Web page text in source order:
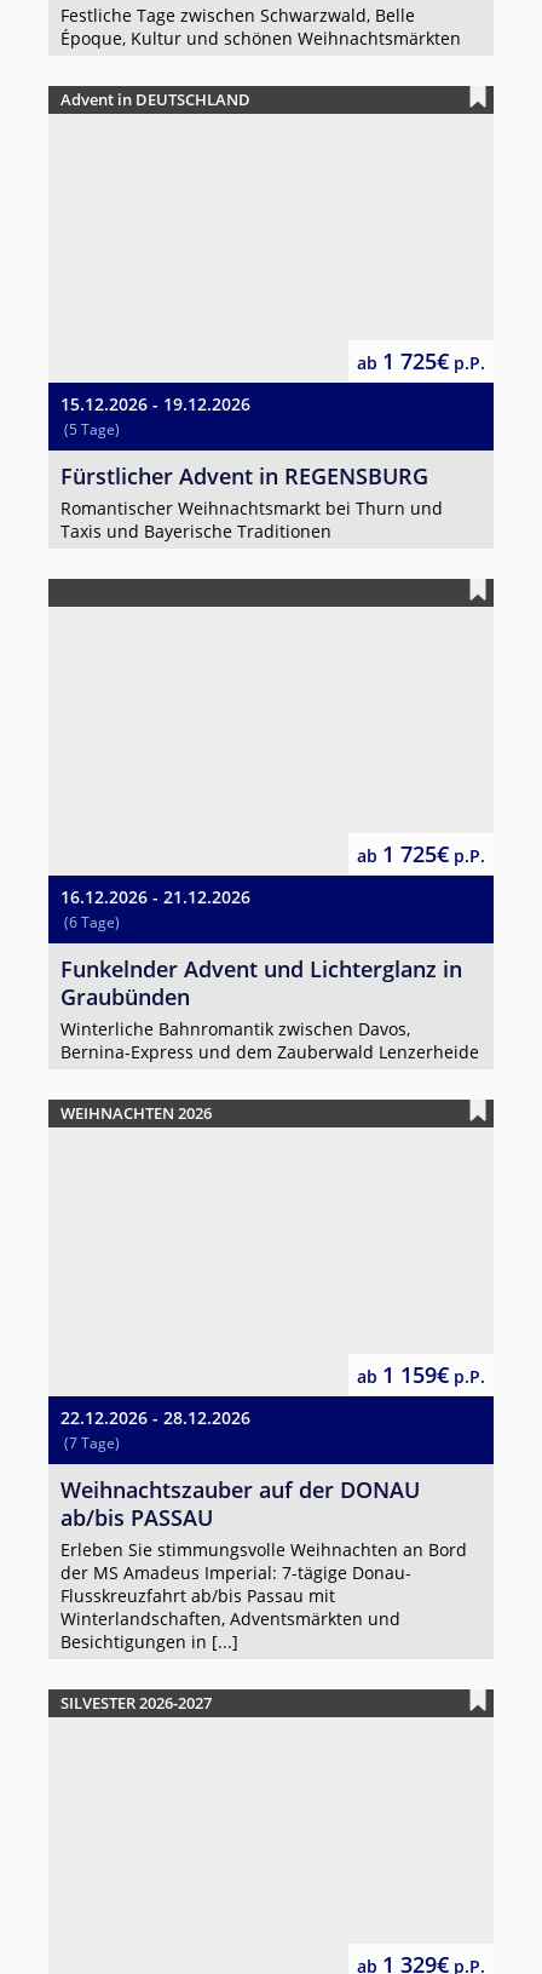
Festliche Tage zwischen Schwarzwald, Belle
Époque, Kultur und schönen Weihnachtsmärkten
Advent in DEUTSCHLAND
15.12.2026 - 19.12.2026
(5 Tage)
ab 1 725€ p.P.
Fürstlicher Advent in REGENSBURG
Romantischer Weihnachtsmarkt bei Thurn und
Taxis und Bayerische Traditionen
16.12.2026 - 21.12.2026
(6 Tage)
ab 1 725€ p.P.
Funkelnder Advent und Lichterglanz in
Graubünden
Winterliche Bahnromantik zwischen Davos,
Bernina-Express und dem Zauberwald Lenzerheide
WEIHNACHTEN 2026
22.12.2026 - 28.12.2026
(7 Tage)
ab 1 159€ p.P.
Weihnachtszauber auf der DONAU
ab/bis PASSAU
Erleben Sie stimmungsvolle Weihnachten an Bord
der MS Amadeus Imperial: 7-tägige Donau-
Flusskreuzfahrt ab/bis Passau mit
Winterlandschaften, Adventsmärkten und
Besichtigungen in [...]
SILVESTER 2026-2027
ab 1 329€ p.P.